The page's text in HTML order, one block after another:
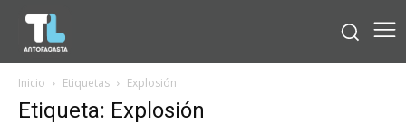
Inicio Etiquetas Explosión
Etiqueta: Explosión